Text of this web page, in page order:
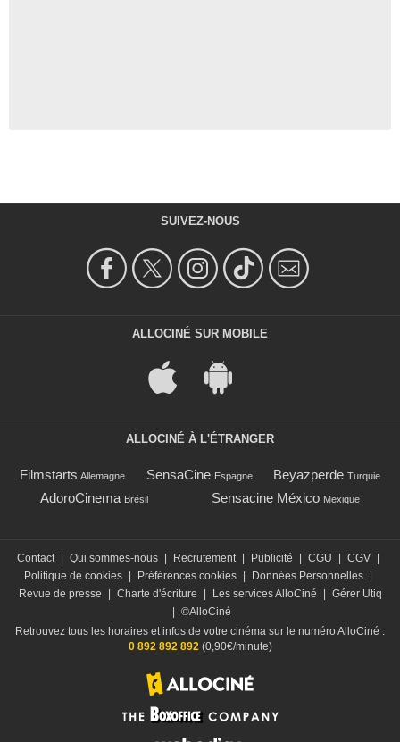
SUIVEZ-NOUS
ALLOCINÉ SUR MOBILE
ALLOCINÉ À L'ÉTRANGER
Filmstarts Allemagne SensaCine Espagne Beyazperde Turquie
AdoroCinema Brésil Sensacine México Mexique
Contact Qui sommes-nous Recrutement Publicité CGU CGV
Politique de cookies
Préférences cookies Données Personnelles
Revue de presse
Charte d'écriture Les services AlloCiné
Gérer Utiq
©AlloCiné
Retrouvez tous les horaires et infos de votre cinéma sur le numéro AlloCiné :
0 892 892 892(0,90€/minute)